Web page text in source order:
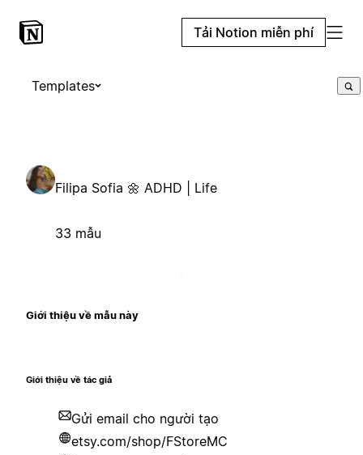
Tải Notion miễn phí
Templates
Filipa Sofia 🌼 ADHD | Life
33 mẫu
Giới thiệu về mẫu này
Giới thiệu về tác giả
Gửi email cho người tạo
etsy.com/shop/FStoreMC